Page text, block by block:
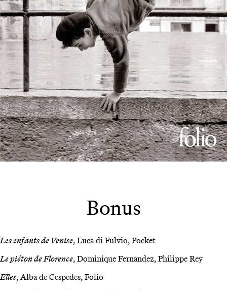
Bonus
Les enfants de Venise, Luca di Fulvio, Pocket
Le piéton de Florence, Dominique Fernandez, Philippe Rey
Elles, Alba de Cespedes, Folio